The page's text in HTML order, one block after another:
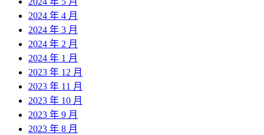
2024 年 4 月
2024 年 3 月
2024 年 2 月
2024 年 1 月
2023 年 12 月
2023 年 11 月
2023 年 10 月
2023 年 9 月
2023 年 8 月